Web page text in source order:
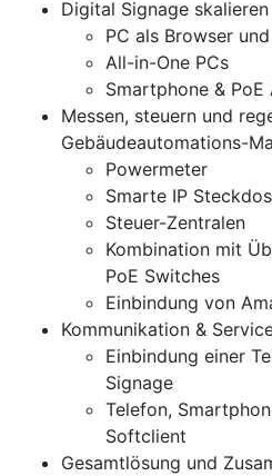
Digital Signage
PC als Browser
All-in-One PCs
Smartphone &
Messen, steuern und
Gebäudeautomations-
Powermeter
Smarte IP
Steuer-Zentralen
Kombination mit
PoE Switches
Einbindung von
Kommunikation &
Einbindung einer
Signage
Telefon,
Softclient
Gesamtlösung und